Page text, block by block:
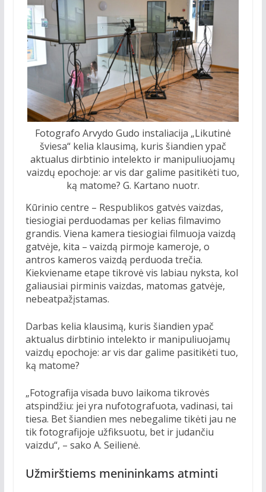
Fotografo Arvydo Gudo instaliacija „Likutinė
šviesa“ kelia klausimą, kuris šiandien ypač
aktualus dirbtinio intelekto ir manipuliuojamų
vaizdų epochoje: ar vis dar galime pasitikėti tuo,
ką matome? G. Kartano nuotr.
Kūrinio centre – Respublikos gatvės vaizdas,
tiesiogiai perduodamas per kelias filmavimo
grandis. Viena kamera tiesiogiai filmuoja vaizdą
gatvėje, kita – vaizdą pirmoje kameroje, o
antros kameros vaizdą perduoda trečia.
Kiekviename etape tikrovė vis labiau nyksta, kol
galiausiai pirminis vaizdas, matomas gatvėje,
nebeatpažįstamas.
Darbas kelia klausimą, kuris šiandien ypač
aktualus dirbtinio intelekto ir manipuliuojamų
vaizdų epochoje: ar vis dar galime pasitikėti tuo,
ką matome?
„Fotografija visada buvo laikoma tikrovės
atspindžiu: jei yra nufotografuota, vadinasi, tai
tiesa. Bet šiandien mes nebegalime tikėti jau ne
tik fotografijoje užfiksuotu, bet ir judančiu
vaizdu“, – sako A. Seilienė.
Užmirštiems menininkams atminti